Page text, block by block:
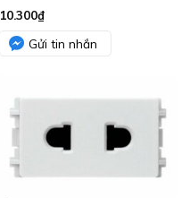
10.300₫
Gửi tin nhắn